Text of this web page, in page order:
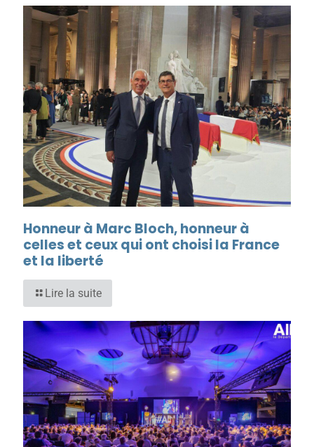
Honneur à Marc Bloch, honneur à
celles et ceux qui ont choisi la France
et la liberté
Lire la suite